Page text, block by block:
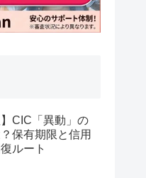
】CIC「異動」の
保有期限と信用
ルート